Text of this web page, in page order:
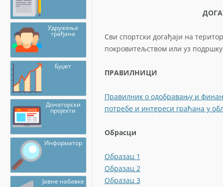
Удружења
грађана
Буџет
Донаторски
пројекти
Информатор
Јавне набавке
Сви спортски догађаји на
покровитељством или уз
ПРАВИЛНИЦИ
Правилник o одобравању и
потребе и интереси грађана у
Обрасци
Образац 1
Образац 2
Образац 3